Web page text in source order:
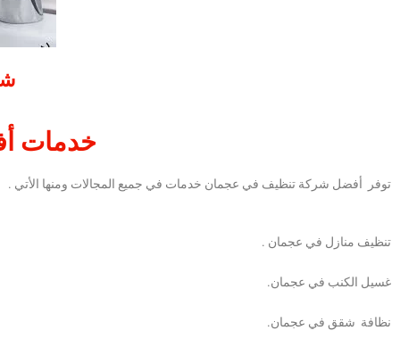
خدمات
توفر أفضل شركة تنظيف في عجمان خدمات في جميع المجالات ومنها الأتي .
تنظيف منازل في عجمان .
غسيل الكنب في عجمان.
نظافة شقق في عجمان.